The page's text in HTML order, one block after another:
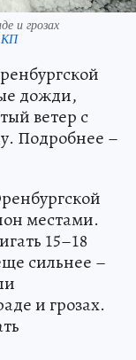
и грозах
КП
дожди,
ветер с
Подробнее –
местами.
15–18
сильнее –
и грозах.